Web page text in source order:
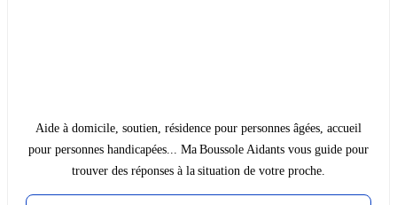
Aide à domicile, soutien, résidence pour personnes âgées, accueil
pour personnes handicapées... Ma Boussole Aidants vous guide pour
trouver des réponses à la situation de votre proche.